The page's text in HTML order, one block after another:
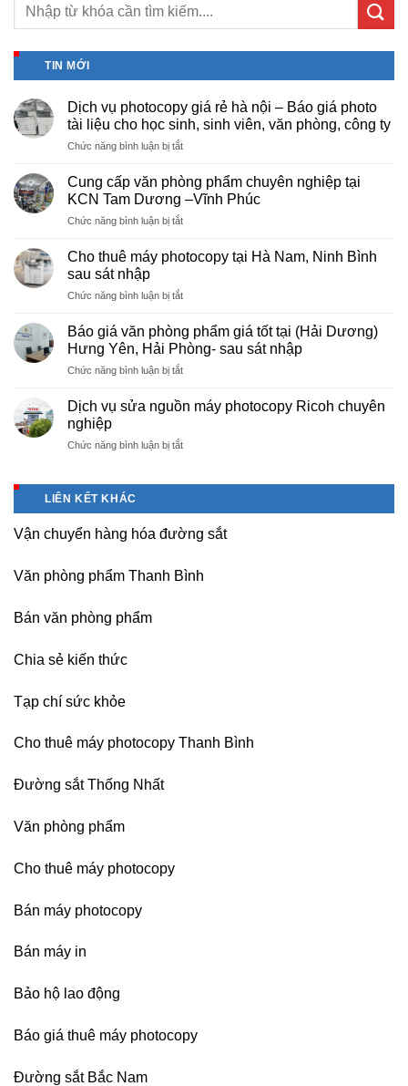
TIN MỚI
Dịch vụ photocopy giá rẻ hà nội – Báo giá photo
tài liệu cho học sinh, sinh viên, văn phòng, công ty
Chức năng bình luận bị tắtở
vụ
photocopy
rẻ
nội
giá
tài
liệu
sinh
ty
Cung cấp văn phòng phẩm chuyên nghiệp tại
KCN Tam Dương –Vĩnh Phúc
Chức năng bình luận bị tắtở
cấp
phẩm
nghiệp
tại
Tam
–
Cho thuê máy photocopy tại Hà Nam, Ninh Bình
sau sát nhập
Chức năng bình luận bị tắtở
thuê
máy
photocopy
tại
Nam,
sau
Báo giá văn phòng phẩm giá tốt tại (Hải Dương)
Hưng Yên, Hải Phòng- sau sát nhập
Chức năng bình luận bị tắtở
giá
phẩm
Hưng
Hải
Dịch vụ sửa nguồn máy photocopy Ricoh chuyên
nghiệp
Chức năng bình luận bị tắtở
photocopy
chuyên
nghiệp
LIÊN KẾT KHÁC
Vận chuyển hàng hóa đường sắt
Văn phòng phẩm Thanh Bình
Bán văn phòng phẩm
Chia sẻ kiến thức
Tạp chí sức khỏe
Cho thuê máy photocopy Thanh Bình
Đường sắt Thống Nhất
Văn phòng phẩm
Cho thuê máy photocopy
Bán máy photocopy
Bán máy in
Bảo hộ lao động
Báo giá thuê máy photocopy
Đường sắt Bắc Nam